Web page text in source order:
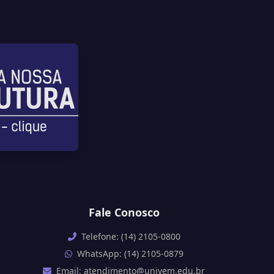
Fale Conosco
Telefone: (14) 2105-0800
WhatsApp: (14) 2105-0879
Email: atendimento@univem.edu.br